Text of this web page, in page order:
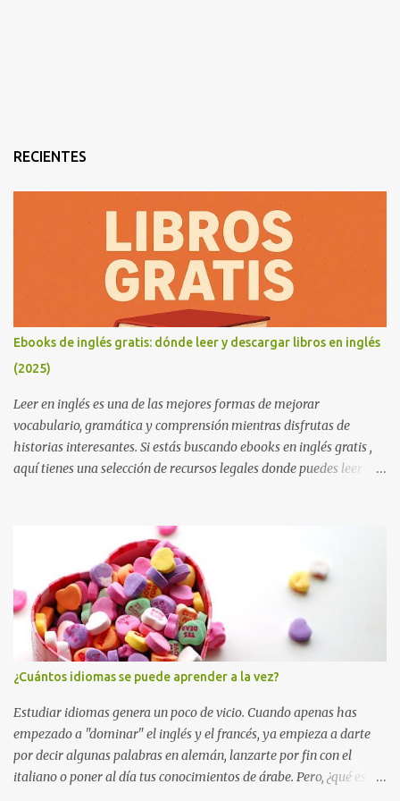
RECIENTES
Ebooks de inglés gratis: dónde leer y descargar libros en inglés
(2025)
Leer en inglés es una de las mejores formas de mejorar
vocabulario, gramática y comprensión mientras disfrutas de
historias interesantes. Si estás buscando ebooks en inglés gratis ,
aquí tienes una selección de recursos legales donde puedes leer
Consejo útil: si estás empezando a leer en inglés, elige libros que ya
conozcas en español. Esto reduce la dificultad, aumenta la
comprensión y hace que aprendas vocabulario nuevo sin
frustrarte. Además, combina la lectura con una app de diccionario
para guardar palabras nuevas y repasarlas después. Project
Gutenberg Project Gutenberg es la mayor biblioteca de libros
gratuitos en inglés. Todos los títulos son de dominio público y se
pueden leer en línea o descargar en EPUB, Kindle o PDF. Más de
60.000 libros gratuitos Clásicos de la literatura inglesa Sin registro
y sin publicidad ...
¿Cuántos idiomas se puede aprender a la vez?
Estudiar idiomas genera un poco de vicio. Cuando apenas has
empezado a "dominar" el inglés y el francés, ya empieza a darte
por decir algunas palabras en alemán, lanzarte por fin con el
italiano o poner al día tus conocimientos de árabe. Pero, ¿qué es lo